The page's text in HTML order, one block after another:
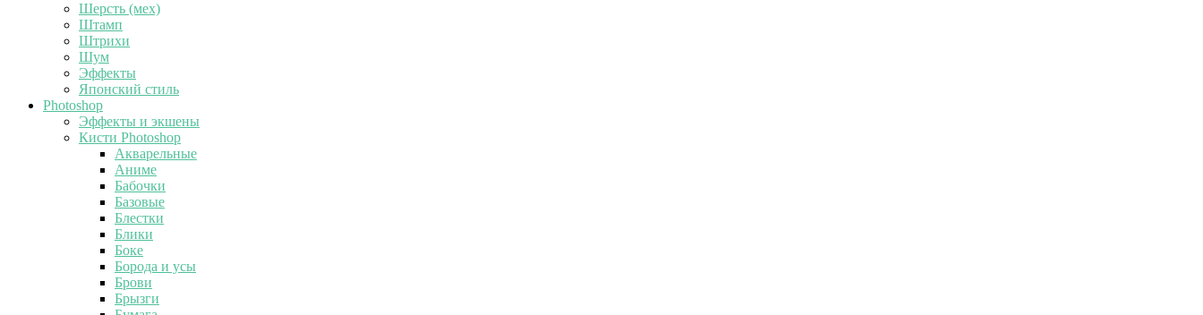
Шерсть (мех)
Штамп
Штрихи
Шум
Эффекты
Японский стиль
Photoshop
Эффекты и экшены
Кисти Photoshop
Акварельные
Аниме
Бабочки
Базовые
Блестки
Блики
Боке
Борода и усы
Брови
Брызги